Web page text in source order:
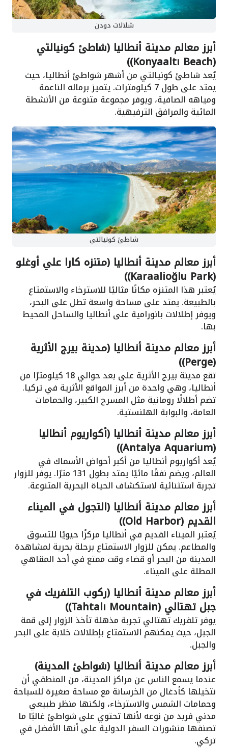
شلالات دودن
أبرز معالم مدينة أنطاليا (شاطئ كونيالتي
(Konyaaltı Beach))
يُعد شاطئ كونيالتي من أشهر شواطئ أنطاليا، حيث
يمتد على طول 7 كيلومترات. يتميز برماله الناعمة
ومياهه الصافية، ويوفر مجموعة متنوعة من الأنشطة
المائية والمرافق الترفيهية.
شاطئ كونيالتي
أبرز معالم مدينة أنطاليا (متنزه كارا علي أوغلو
(Karaalioğlu Park))
يُعتبر هذا المتنزه مكانًا مثاليًا للاسترخاء والاستمتاع
بالطبيعة. يمتد على مساحة واسعة تطل على البحر،
ويوفر إطلالات بانورامية على أنطاليا والساحل المحيط
بها.
أبرز معالم مدينة أنطاليا (مدينة بيرج الأثرية
(Perge))
تقع مدينة بيرج الأثرية على بعد حوالي 18 كيلومترًا من
أنطاليا، وهي واحدة من أبرز المواقع الأثرية في تركيا.
تضم أطلالًا رومانية مثل المسرح الكبير، والحمامات
العامة، والبوابة الهلنستية.
أبرز معالم مدينة أنطاليا (أكواريوم أنطاليا
(Antalya Aquarium))
يُعد أكواريوم أنطاليا من أكبر أحواض الأسماك في
العالم، ويضم نفقًا مائيًا يمتد بطول 131 مترًا. يوفر للزوار
تجربة استثنائية لاستكشاف الحياة البحرية المتنوعة.
أبرز معالم مدينة أنطاليا (التجول في الميناء
القديم (Old Harbor))
يُعتبر الميناء القديم في أنطاليا مركزًا حيويًا للتسوق
والمطاعم. يمكن للزوار الاستمتاع برحلة بحرية لمشاهدة
المدينة من البحر أو قضاء وقت ممتع في أحد المقاهي
المطلة على الميناء.
أبرز معالم مدينة أنطاليا (ركوب التلفريك في
جبل تهتالي (Tahtalı Mountain))
يوفر تلفريك تهتالي تجربة مذهلة تأخذ الزوار إلى قمة
الجبل، حيث يمكنهم الاستمتاع بإطلالات خلابة على البحر
والجبل.
أبرز معالم مدينة أنطاليا (شواطئ المدينة)
عندما يسمع الناس عن مراكز المدينة، من المنطقي أن
نتخيلها كأدغال من الخرسانة مع مساحة صغيرة للسباحة
وحمامات الشمس والاسترخاء، ولكنها منظر طبيعي
مدني فريد من نوعه لأنها تحتوي على شواطئ غالبًا ما
تصنفها منشورات السفر الدولية على أنها الأفضل في
تركي.